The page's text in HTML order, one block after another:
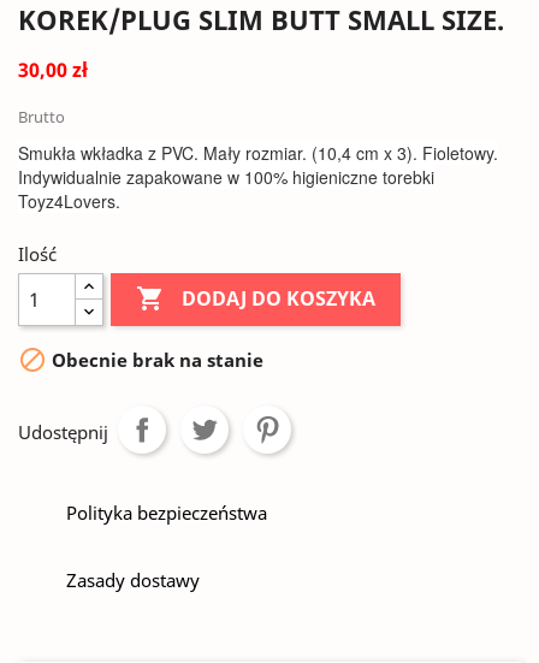
KOREK/PLUG SLIM BUTT SMALL SIZE.
30,00 zł
Brutto
Smukła wkładka z PVC. Mały rozmiar. (10,4 cm x 3). Fioletowy.
Indywidualnie zapakowane w 100% higieniczne torebki
Toyz4Lovers.
Ilość
 DODAJ DO KOSZYKA
 Obecnie brak na stanie
Udostępnij
Polityka bezpieczeństwa
Zasady dostawy